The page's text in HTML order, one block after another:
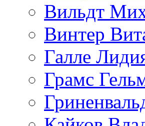
Вильдт
Винтер
Галле
Грамс